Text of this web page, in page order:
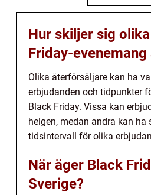
Hur skiljer sig
Friday-evenemang
Olika återförsäljare kan ha
erbjudanden och tidpunkter
Black Friday. Vissa kan
helgen, medan andra kan ha
tidsintervall för olika
När äger Black
Sverige?